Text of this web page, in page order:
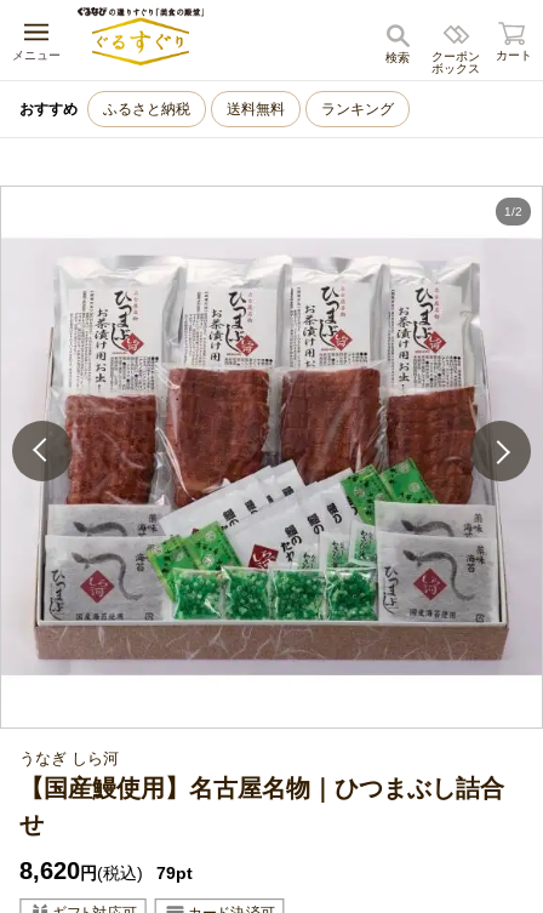
メニュー
キャンセル
クーポン
ボックス
検索 カート
おすすめ ふるさと納税 送料無料 ランキング
1/2
うなぎ しら河
【国産鰻使用】名古屋名物｜ひつまぶし詰合
せ
8,620円(税込) 79pt